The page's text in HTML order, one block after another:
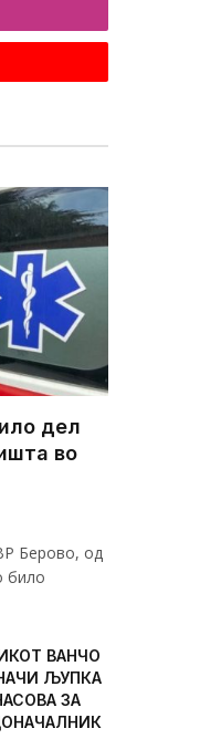
дел
во
Берово, од
било
ВАНЧО
ЉУПКА
ЗА